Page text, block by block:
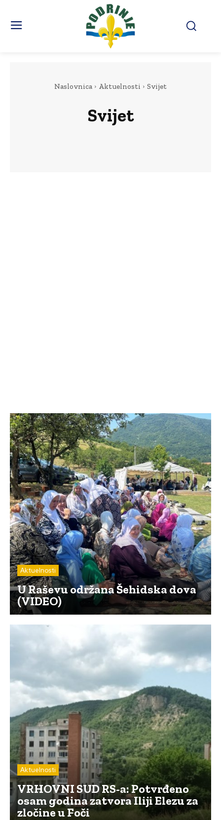
Naslovnica Aktuelnosti Svijet
Svijet
Aktuelnosti
U Raševu održana Šehidska dova
(VIDEO)
Aktuelnosti
VRHOVNI SUD RS-a: Potvrđeno
osam godina zatvora Iliji Elezu za
zločine u Foči